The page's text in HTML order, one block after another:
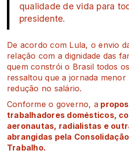
qualidade de vida para
presidente.
De acordo com Lula, o envio
relação com a dignidade das
quem constrói o Brasil todos
ressaltou que a jornada
redução no salário.
Conforme o governo, a
trabalhadores domésticos,
aeronautas, radialistas e
abrangidas pela
Trabalho.